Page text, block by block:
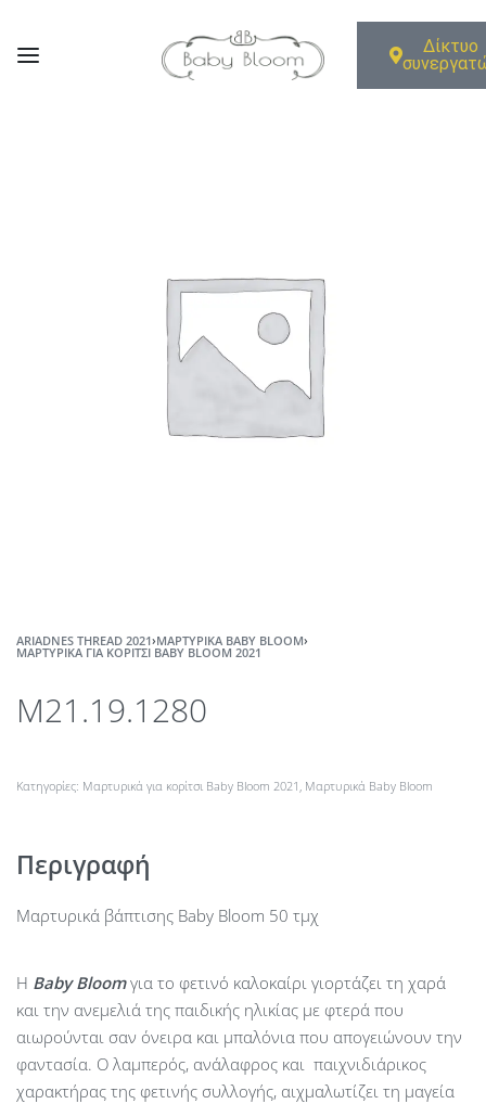
Δίκτυο
ARIADNES THREAD 2021›ΜΑΡΤΥΡΙΚΆ BABY BLOOM›
MΑΡΤΥΡΙΚΆ ΓΙΑ ΚΟΡΊΤΣΙ BABY BLOOM 2021
M21.19.1280
Κατηγορίες: Mαρτυρικά για κορίτσι Baby Bloom 2021 , Μαρτυρικά Baby Bloom
Περιγραφή
Μαρτυρικά βάπτισης Baby Bloom 50 τμχ
Η Baby Bloom για το φετινό καλοκαίρι γιορτάζει τη χαρά
και την ανεμελιά της παιδικής ηλικίας με φτερά που
αιωρούνται σαν όνειρα και μπαλόνια που απογειώνουν την
φαντασία. Ο λαμπερός, ανάλαφρος και παιχνιδιάρικος
χαρακτήρας της φετινής συλλογής, αιχμαλωτίζει τη μαγεία